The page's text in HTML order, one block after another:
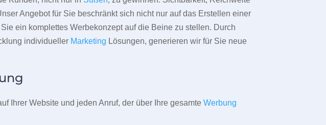
Angebot für Sie beschränkt sich nicht nur auf das Erstellen einer
ein komplettes Werbekonzept auf die Beine zu stellen. Durch
individueller Marketing Lösungen, generieren wir für Sie neue
Ihrer Website und jeden Anruf, der über Ihre gesamteWerbung